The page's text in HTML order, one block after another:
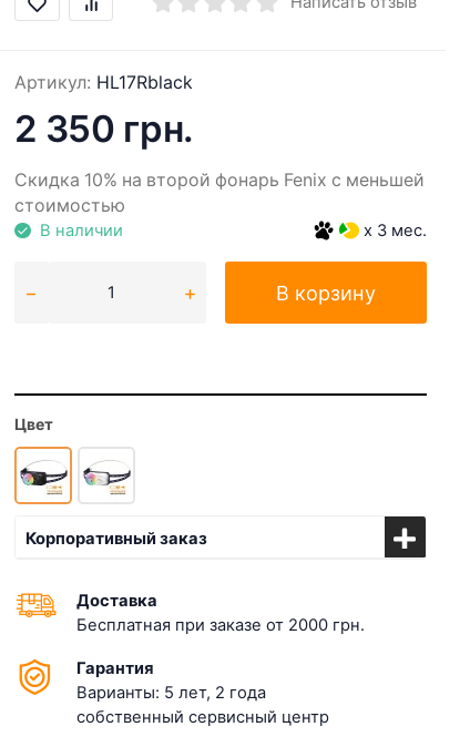
Артикул: HL17Rblack
2 350 грн.
Скидка 10% на второй фонарь Fenix с меньшей
стоимостью
В наличии x 3 мес.
В корзину
Цвет
Корпоративный заказ
Доставка
Бесплатная при заказе от 2000 грн.
Гарантия
Варианты: 5 лет, 2 года
собственный сервисный центр